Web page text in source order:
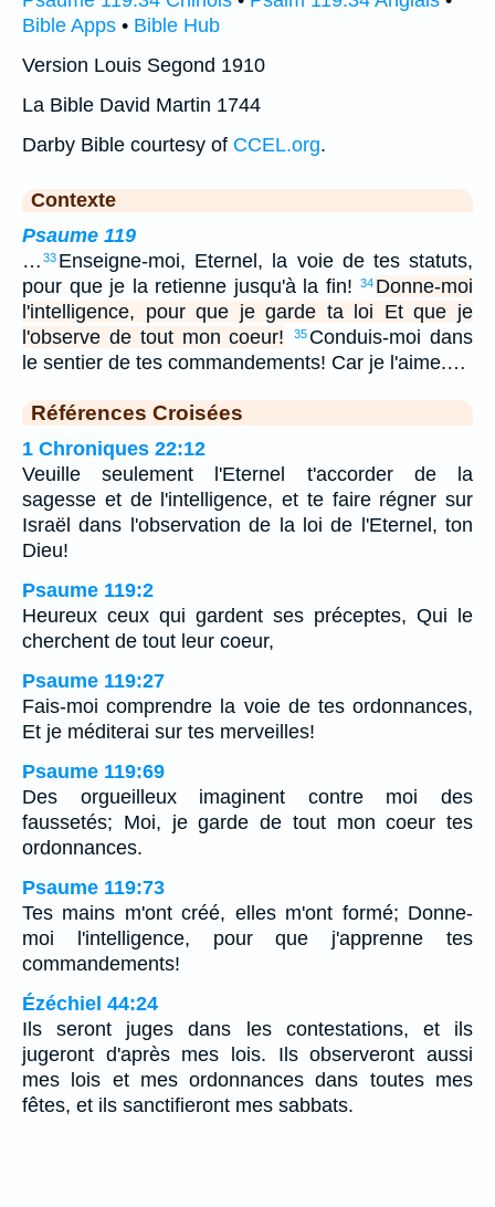
Bible Apps • Bible Hub
Version Louis Segond 1910
La Bible David Martin 1744
Darby Bible courtesy of CCEL.org.
Contexte
Psaume 119
… 33 Enseigne-moi, Eternel, la voie de tes statuts,
pour que je la retienne jusqu'à la fin!
34 Donne-moi
l'intelligence, pour que je garde ta loi Et que je
l'observe de tout mon coeur!
35 Conduis-moi dans
le sentier de tes commandements! Car je l'aime.…
Références Croisées
1 Chroniques 22:12
Veuille seulement l'Eternel t'accorder de la
sagesse et de l'intelligence, et te faire régner sur
Israël dans l'observation de la loi de l'Eternel, ton
Dieu!
Psaume 119:2
Heureux ceux qui gardent ses préceptes, Qui le
cherchent de tout leur coeur,
Psaume 119:27
Fais-moi comprendre la voie de tes ordonnances,
Et je méditerai sur tes merveilles!
Psaume 119:69
Des orgueilleux imaginent contre moi des
faussetés; Moi, je garde de tout mon coeur tes
ordonnances.
Psaume 119:73
Tes mains m'ont créé, elles m'ont formé; Donne-
moi l'intelligence, pour que j'apprenne tes
commandements!
Ézéchiel 44:24
Ils seront juges dans les contestations, et ils
jugeront d'après mes lois. Ils observeront aussi
mes lois et mes ordonnances dans toutes mes
fêtes, et ils sanctifieront mes sabbats.